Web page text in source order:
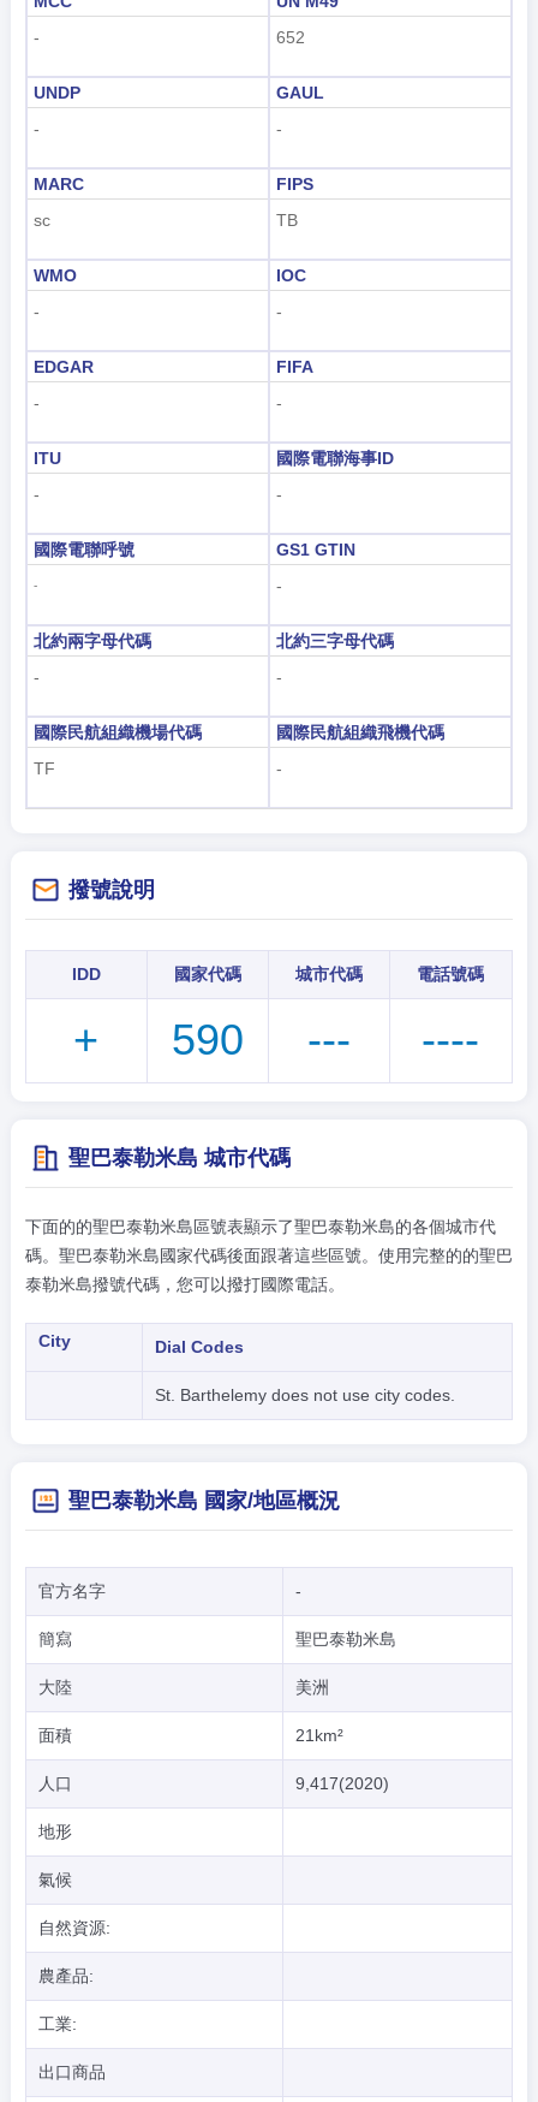
-
652
UNDP
-
GAUL
-
MARC
sc
FIPS
TB
WMO
-
IOC
-
EDGAR
-
FIFA
-
ITU
-
國際電聯海事ID
-
國際電聯呼號
-
GS1 GTIN
-
北約兩字母代碼
-
北約三字母代碼
-
國際民航組織機場代碼
TF
國際民航組織飛機代碼
-
撥號說明
IDD 國家代碼 城市代碼 電話號碼
+ 590 --- ----
聖巴泰勒米島 城市代碼
下面的的聖巴泰勒米島區號表顯示了聖巴泰勒米島的各個城市代
碼。聖巴泰勒米島國家代碼後面跟著這些區號。使用完整的的聖巴
泰勒米島撥號代碼，您可以撥打國際電話。
City Dial Codes
St. Barthelemy does not use city codes.
聖巴泰勒米島 國家/地區概況
官方名字 -
簡寫 聖巴泰勒米島
大陸 美洲
面積 21km²
人口 9,417(2020)
地形
氣候
自然資源:
農產品:
工業:
出口商品